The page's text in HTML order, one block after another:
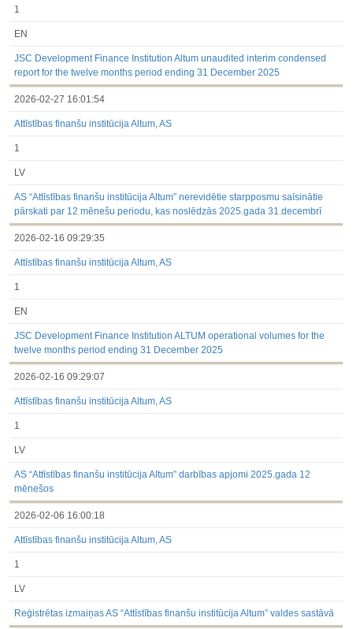
1
EN
JSC Development Finance Institution Altum unaudited interim condensed
report for the twelve months period ending 31 December 2025
2026-02-27 16:01:54
Attīstības finanšu institūcija Altum, AS
1
LV
AS “Attīstības finanšu institūcija Altum” nerevidētie starpposmu saīsinātie
pārskati par 12 mēnešu periodu, kas noslēdzās 2025.gada 31.decembrī
2026-02-16 09:29:35
Attīstības finanšu institūcija Altum, AS
1
EN
JSC Development Finance Institution ALTUM operational volumes for the
twelve months period ending 31 December 2025
2026-02-16 09:29:07
Attīstības finanšu institūcija Altum, AS
1
LV
AS “Attīstības finanšu institūcija Altum” darbības apjomi 2025.gada 12
mēnešos
2026-02-06 16:00:18
Attīstības finanšu institūcija Altum, AS
1
LV
Reģistrētas izmaiņas AS “Attīstības finanšu institūcija Altum” valdes sastāvā